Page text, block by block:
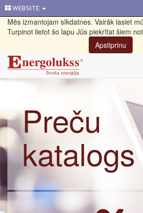
WEBSITE
Mēs izmantojam sīkdatnes. Vairāk lasiet
Turpinot lietot šo lapu Jūs piekrītat šiem
Apstiprinu
Preču
katalogs